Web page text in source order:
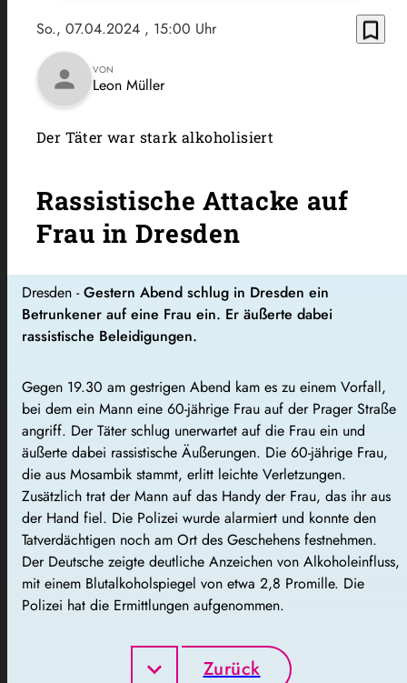
So., 07.04.2024 , 15:00 Uhr bookmark_border
person VON
Leon Müller
Der Täter war stark alkoholisiert
Rassistische Attacke auf
Frau in Dresden
Dresden -Gestern Abend schlug in Dresden ein
Betrunkener auf eine Frau ein. Er äußerte dabei
rassistische Beleidigungen.
Gegen 19.30 am gestrigen Abend kam es zu einem Vorfall,
bei dem ein Mann eine 60-jährige Frau auf der Prager Straße
angriff. Der Täter schlug unerwartet auf die Frau ein und
äußerte dabei rassistische Äußerungen. Die 60-jährige Frau,
die aus Mosambik stammt, erlitt leichte Verletzungen.
Zusätzlich trat der Mann auf das Handy der Frau, das ihr aus
der Hand fiel. Die Polizei wurde alarmiert und konnte den
Tatverdächtigen noch am Ort des Geschehens festnehmen.
Der Deutsche zeigte deutliche Anzeichen von Alkoholeinfluss,
mit einem Blutalkoholspiegel von etwa 2,8 Promille. Die
Polizei hat die Ermittlungen aufgenommen.
Zurück